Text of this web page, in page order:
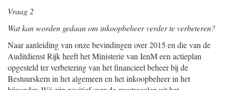
Vraag 2
Wat kan worden gedaan om inkoopbeheer verder te verbeteren?
Naar aanleiding van onze bevindingen over 2015 en die van de
Auditdienst Rijk heeft het Ministerie van IenM een actieplan
opgesteld ter verbetering van het financieel beheer bij de
Bestuurskern in het algemeen en het inkoopbeheer in het